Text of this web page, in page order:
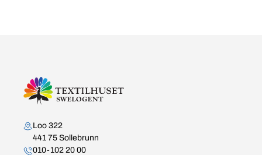
Kontakta oss
Loo 322
441 75 Sollebrunn
010-102 20 00